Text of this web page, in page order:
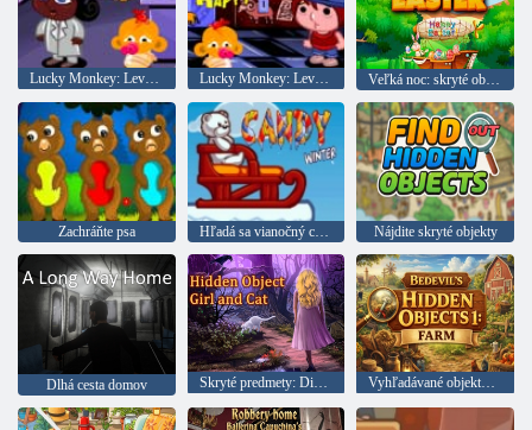
Lucky Monkey: Level 377 Lucky Monkey: Level 399 Veľká noc: skryté objekty
Zachráňte psa Hľadá sa vianočný cukrík Nájdite skryté objekty
Dlhá cesta domov Skryté predmety: Dievča a mačka Vyhľadávané objekty: farma